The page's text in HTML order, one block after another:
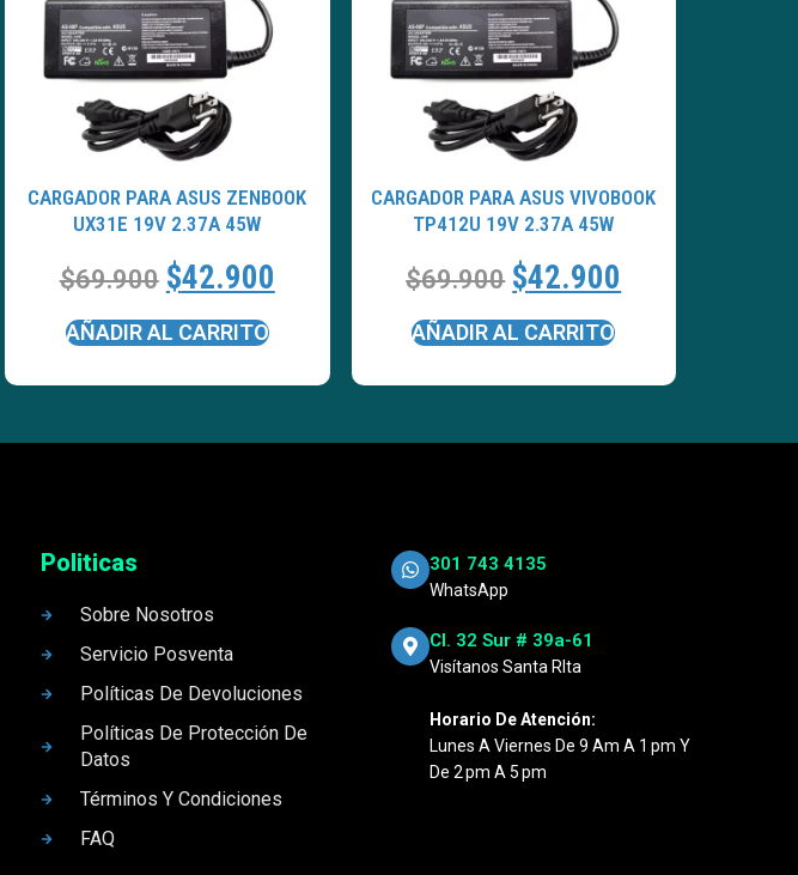
CARGADOR PARA ASUS ZENBOOK
UX31E 19V 2.37A 45W
$69.900 $42.900
AÑADIR AL CARRITO
CARGADOR PARA ASUS VIVOBOOK
TP412U 19V 2.37A 45W
$69.900 $42.900
AÑADIR AL CARRITO
Politicas
Sobre Nosotros
Servicio Posventa
Políticas De Devoluciones
Políticas De Protección De
Datos
Términos Y Condiciones
FAQ
301 743 4135
WhatsApp
Cl. 32 Sur # 39a-61
Visítanos Santa RIta
Horario De Atención:
Lunes A Viernes De 9 Am A 1 Pm Y
De 2 Pm A 5 Pm